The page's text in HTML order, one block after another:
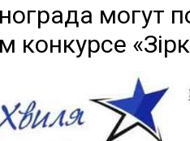
могут
конкурсе